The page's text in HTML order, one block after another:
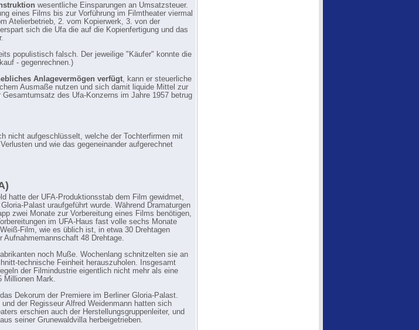
wesentliche Einsparungen an Umsatzsteuer.
eines Films bis zur Vorführung im Filmtheater viermal
Atelierbetrieb, 2. vom Kopierwerk, 3. von der
sich die Ufa die auf die Kopienfertigung und das
populistisch falsch. Der jeweilige "Käufer" konnte die
- gegenrechnen.)
Anlagevermögen verfügt, kann er steuerliche
Ausmaße nutzen und sich damit liquide Mittel zur
des Ufa-Konzerns im Jahre 1957 betrug
nicht aufgeschlüsselt, welche der Tochterfirmen mit
und wie das gegeneinander aufgerechnet
hatte der UFA-Produktionsstab dem Film gewidmet,
Palast uraufgeführt wurde. Während Dramaturgen
zwei Monate zur Vorbereitung eines Films benötigen,
im UFA-Haus fast volle sechs Monate
Film, wie es üblich ist, in etwa 30 Drehtagen
Aufnahmemannschaft 48 Drehtage.
noch Muße. Wochenlang schnitzelten sie an
technische Feinheit herauszuholen. Insgesamt
der Filmindustrie eigentlich nicht mehr als eine
Millionen Mark.
Dekorum der Premiere im Berliner Gloria-Palast.
der Regisseur Alfred Weidenmann hatten sich
erschien auch der Herstellungsgruppenleiter, und
seiner Grunewaldvilla herbeigetrieben.